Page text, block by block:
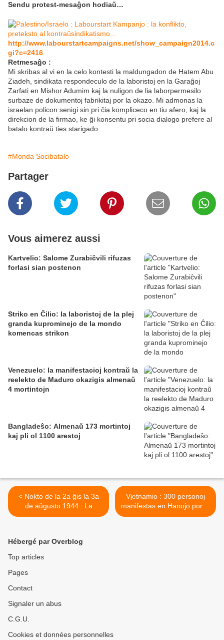
Sendu protest-mesaĝon hodiaŭ…
http://www.labourstartcampaigns.net/show_campaign2014.c
gi?c=2416
Retmesaĝo :
Mi skribas al vi en la celo kontesti la maldungadon de Hatem Abu
Ziadeh, sindikata respondeculo de la laboristoj en la Garaĝoj
Zarfati en Mishor Adumim kaj la nuligon de lia laborpermesilo
surbaze de dokumentoj fabrikitaj por la okazo. Mi admonas la
israelan policon senigi sin pri ĉia kompliceco en tiu afero, kaj la
direkcion de la firmao, ke ĝi konsentu pri socia dialogo prefere al
batalo kontraŭ ties starigado.
#Monda Socibatalo
Partager
Vous aimerez aussi
Kartvelio: Salome Zurabiĉvili rifuzas
forlasi sian postenon
Striko en Ĉilio: la laboristoj de la plej
granda kuprominejo de la mondo
komencas strikon
Venezuelo: la manifestacioj kontraŭ la
reelekto de Maduro okazigis almenaŭ
4 mortintojn
Bangladeŝo: Almenaŭ 173 mortintoj
kaj pli ol 1100 arestoj
< Nokto de la 2a ĝis la 3a
de aŭgusto 1944 : La
"Zigeunernacht"
Vjetnamio : 300 personoj
manifestas en Hanojo por la
GLAT-a fiero >
Hébergé par Overblog
Top articles
Pages
Contact
Signaler un abus
C.G.U.
Cookies et données personnelles